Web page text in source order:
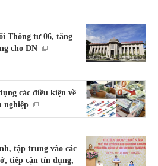
Thông tư 06, tăng
cho DN
các điều kiện về
nghiệp
tập trung vào các
tiếp cận tín dụng,